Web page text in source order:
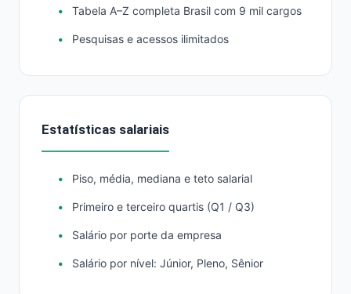
Tabela A–Z completa Brasil com 9 mil cargos
Pesquisas e acessos ilimitados
Estatísticas salariais
Piso, média, mediana e teto salarial
Primeiro e terceiro quartis (Q1 / Q3)
Salário por porte da empresa
Salário por nível: Júnior, Pleno, Sênior